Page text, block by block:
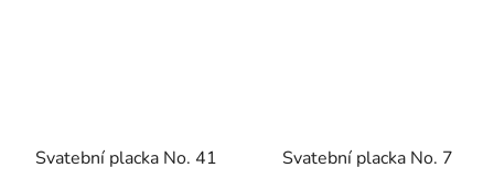
Svatební placka No. 41 Svatební placka No. 7